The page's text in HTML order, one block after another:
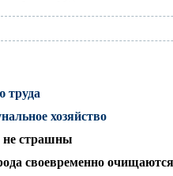
труда
хозяйство
не страшны
своевременно очищаются